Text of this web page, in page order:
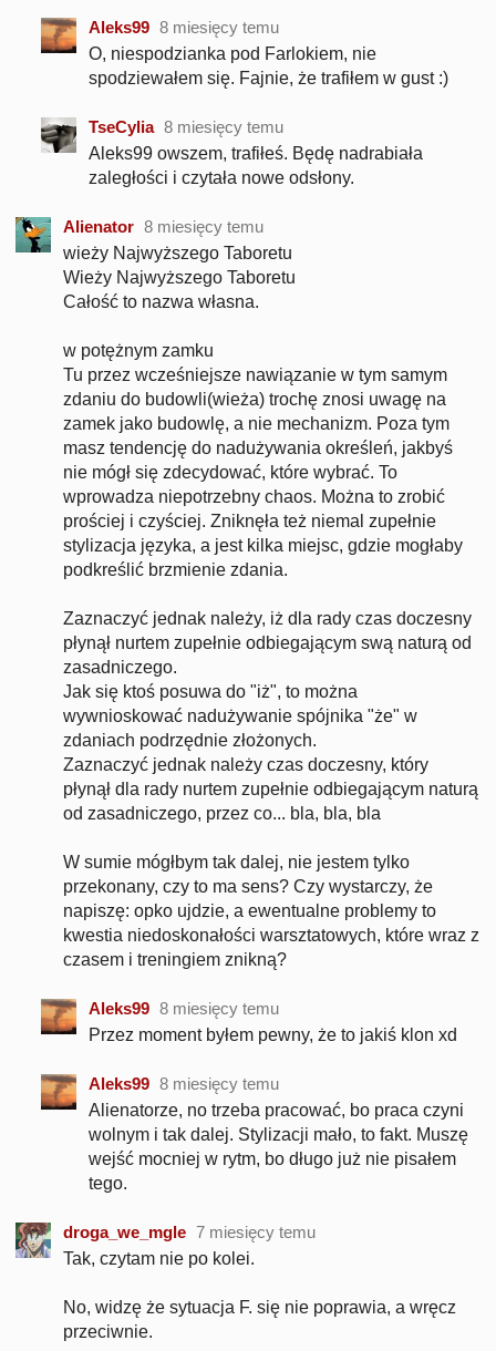
Aleks99 8 miesięcy temu
O, niespodzianka pod Farlokiem, nie
spodziewałem się. Fajnie, że trafiłem w gust :)
TseCylia 8 miesięcy temu
Aleks99 owszem, trafiłeś. Będę nadrabiała
zaległości i czytała nowe odsłony.
Alienator 8 miesięcy temu
wieży Najwyższego Taboretu
Wieży Najwyższego Taboretu
Całość to nazwa własna.
w potężnym zamku
Tu przez wcześniejsze nawiązanie w tym samym
zdaniu do budowli(wieża) trochę znosi uwagę na
zamek jako budowlę, a nie mechanizm. Poza tym
masz tendencję do nadużywania określeń, jakbyś
nie mógł się zdecydować, które wybrać. To
wprowadza niepotrzebny chaos. Można to zrobić
prościej i czyściej. Zniknęła też niemal zupełnie
stylizacja języka, a jest kilka miejsc, gdzie mogłaby
podkreślić brzmienie zdania.
Zaznaczyć jednak należy, iż dla rady czas doczesny
płynął nurtem zupełnie odbiegającym swą naturą od
zasadniczego.
Jak się ktoś posuwa do "iż", to można
wywnioskować nadużywanie spójnika "że" w
zdaniach podrzędnie złożonych.
Zaznaczyć jednak należy czas doczesny, który
płynął dla rady nurtem zupełnie odbiegającym naturą
od zasadniczego, przez co... bla, bla, bla
W sumie mógłbym tak dalej, nie jestem tylko
przekonany, czy to ma sens? Czy wystarczy, że
napiszę: opko ujdzie, a ewentualne problemy to
kwestia niedoskonałości warsztatowych, które wraz z
czasem i treningiem znikną?
Aleks99 8 miesięcy temu
Przez moment byłem pewny, że to jakiś klon xd
Aleks99 8 miesięcy temu
Alienatorze, no trzeba pracować, bo praca czyni
wolnym i tak dalej. Stylizacji mało, to fakt. Muszę
wejść mocniej w rytm, bo długo już nie pisałem
tego.
droga_we_mgle 7 miesięcy temu
Tak, czytam nie po kolei.
No, widzę że sytuacja F. się nie poprawia, a wręcz
przeciwnie.